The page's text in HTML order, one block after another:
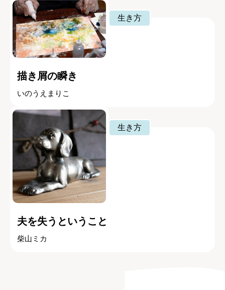
生き方
描き屑の瞬き
いのうえまりこ
生き方
夫を失うということ
柴山ミカ